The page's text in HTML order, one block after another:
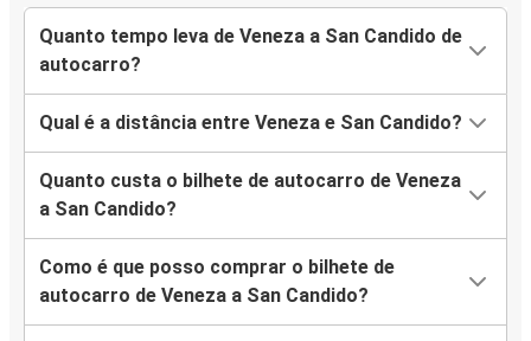
Quanto tempo leva de Veneza a San Candido de
autocarro?
Qual é a distância entre Veneza e San Candido?
Quanto custa o bilhete de autocarro de Veneza
a San Candido?
Como é que posso comprar o bilhete de
autocarro de Veneza a San Candido?